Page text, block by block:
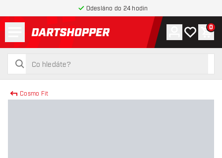
Odesláno do 24 hodin
Zpět na hlavní stránku
hledat
hledat
ÚčetMůj 0
Cosmo Fit